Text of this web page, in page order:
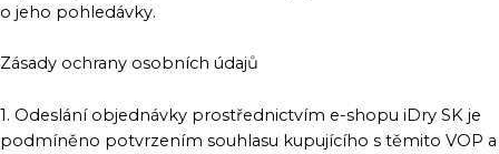
o jeho pohledávky.
Zásady ochrany osobních údajů
1. Odeslání objednávky prostřednictvím e-shopu iDry SK je
podmíněno potvrzením souhlasu kupujícího s těmito VOP a